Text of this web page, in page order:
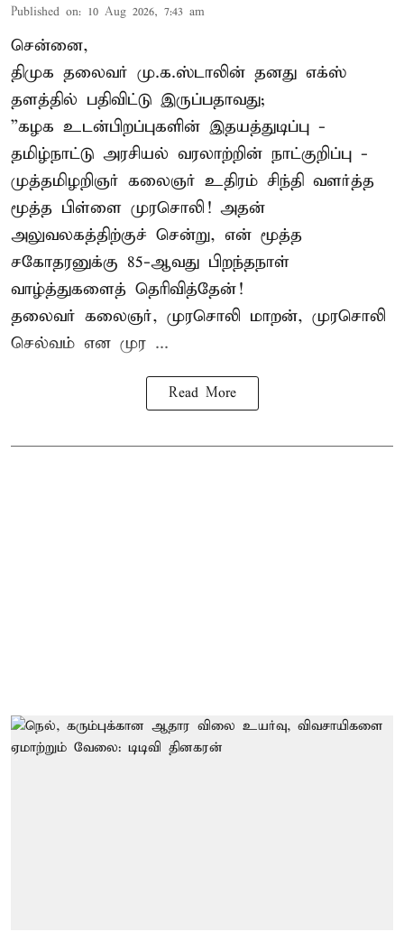
Published on: 10 Aug 2026, 7:43 am
சென்னை,
திமுக தலைவர் மு.க.ஸ்டாலின் தனது எக்ஸ்
தளத்தில் பதிவிட்டு இருப்பதாவது;
”கழக உடன்பிறப்புகளின் இதயத்துடிப்பு -
தமிழ்நாட்டு அரசியல் வரலாற்றின் நாட்குறிப்பு -
முத்தமிழறிஞர் கலைஞர் உதிரம் சிந்தி வளர்த்த
மூத்த பிள்ளை முரசொலி! அதன்
அலுவலகத்திற்குச் சென்று, என் மூத்த
சகோதரனுக்கு 85-ஆவது பிறந்தநாள்
வாழ்த்துகளைத் தெரிவித்தேன்!
தலைவர் கலைஞர், முரசொலி மாறன், முரசொலி
செல்வம் என முர ...
Read More